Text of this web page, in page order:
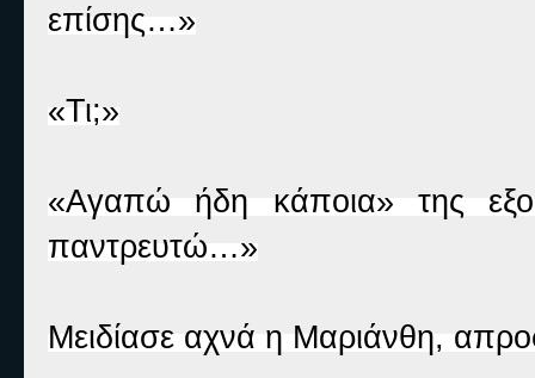
επίσης…»
«Τι;»
«Αγαπώ ήδη κάποια» της
παντρευτώ…»
Μειδίασε αχνά η Μαριάνθη,